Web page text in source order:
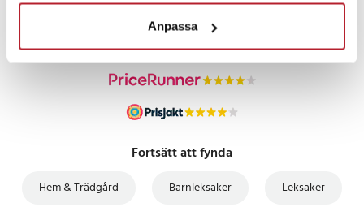
Anpassa
Fortsätt att fynda
Hem & Trädgård Barnleksaker Leksaker